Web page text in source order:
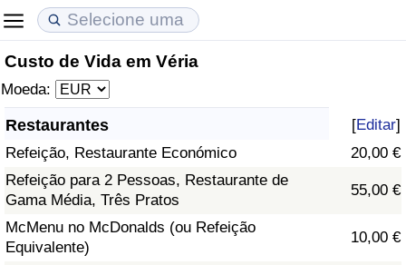
Custo de Vida em Véria
Moeda:
Restaurantes [Editar]
Refeição, Restaurante Económico
20,00 €
Refeição para 2 Pessoas, Restaurante de
Gama Média, Três Pratos
55,00 €
McMenu no McDonalds (ou Refeição
Equivalente)
10,00 €
Custo de Vida
Indicador de Custo de Vida
Indicador de Custo de Vida Por País
em Aqaba
Preços de Imóveis
Indicador de Preços de Imóveis
Indicador de Preços de Imóveis por País
Qualidade de Vida
Indicador de Qualidade de Vida (Atual)
Índice de qualidade de vida por país
Crime